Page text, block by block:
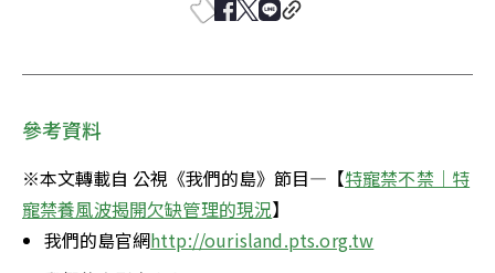
參考資料
※本文轉載自 公視《我們的島》節目—【特寵禁不禁｜特
寵禁養風波揭開欠缺管理的現況】
我們的島官網http://ourisland.pts.org.tw